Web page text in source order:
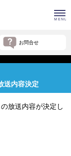
お問合せ
送内容決定
放送内容が決定し